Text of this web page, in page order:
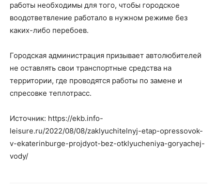
работы необходимы для того, чтобы городское
воодответвление работало в нужном режиме без
каких-либо перебоев.
Городская администрация призывает автолюбителей
не оставлять свои транспортные средства на
территории, где проводятся работы по замене и
спресовке теплотрасс.
Источник: https://ekb.info-
leisure.ru/2022/08/08/zaklyuchitelnyj-etap-opressovok-
v-ekaterinburge-projdyot-bez-otklyucheniya-goryachej-
vody/